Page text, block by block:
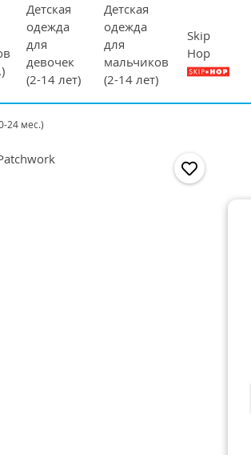
Детская
одежда
для
девочек
(2-14 лет)
Детская
одежда
для
мальчиков
(2-14 лет)
Skip
Hop
24 мес.)